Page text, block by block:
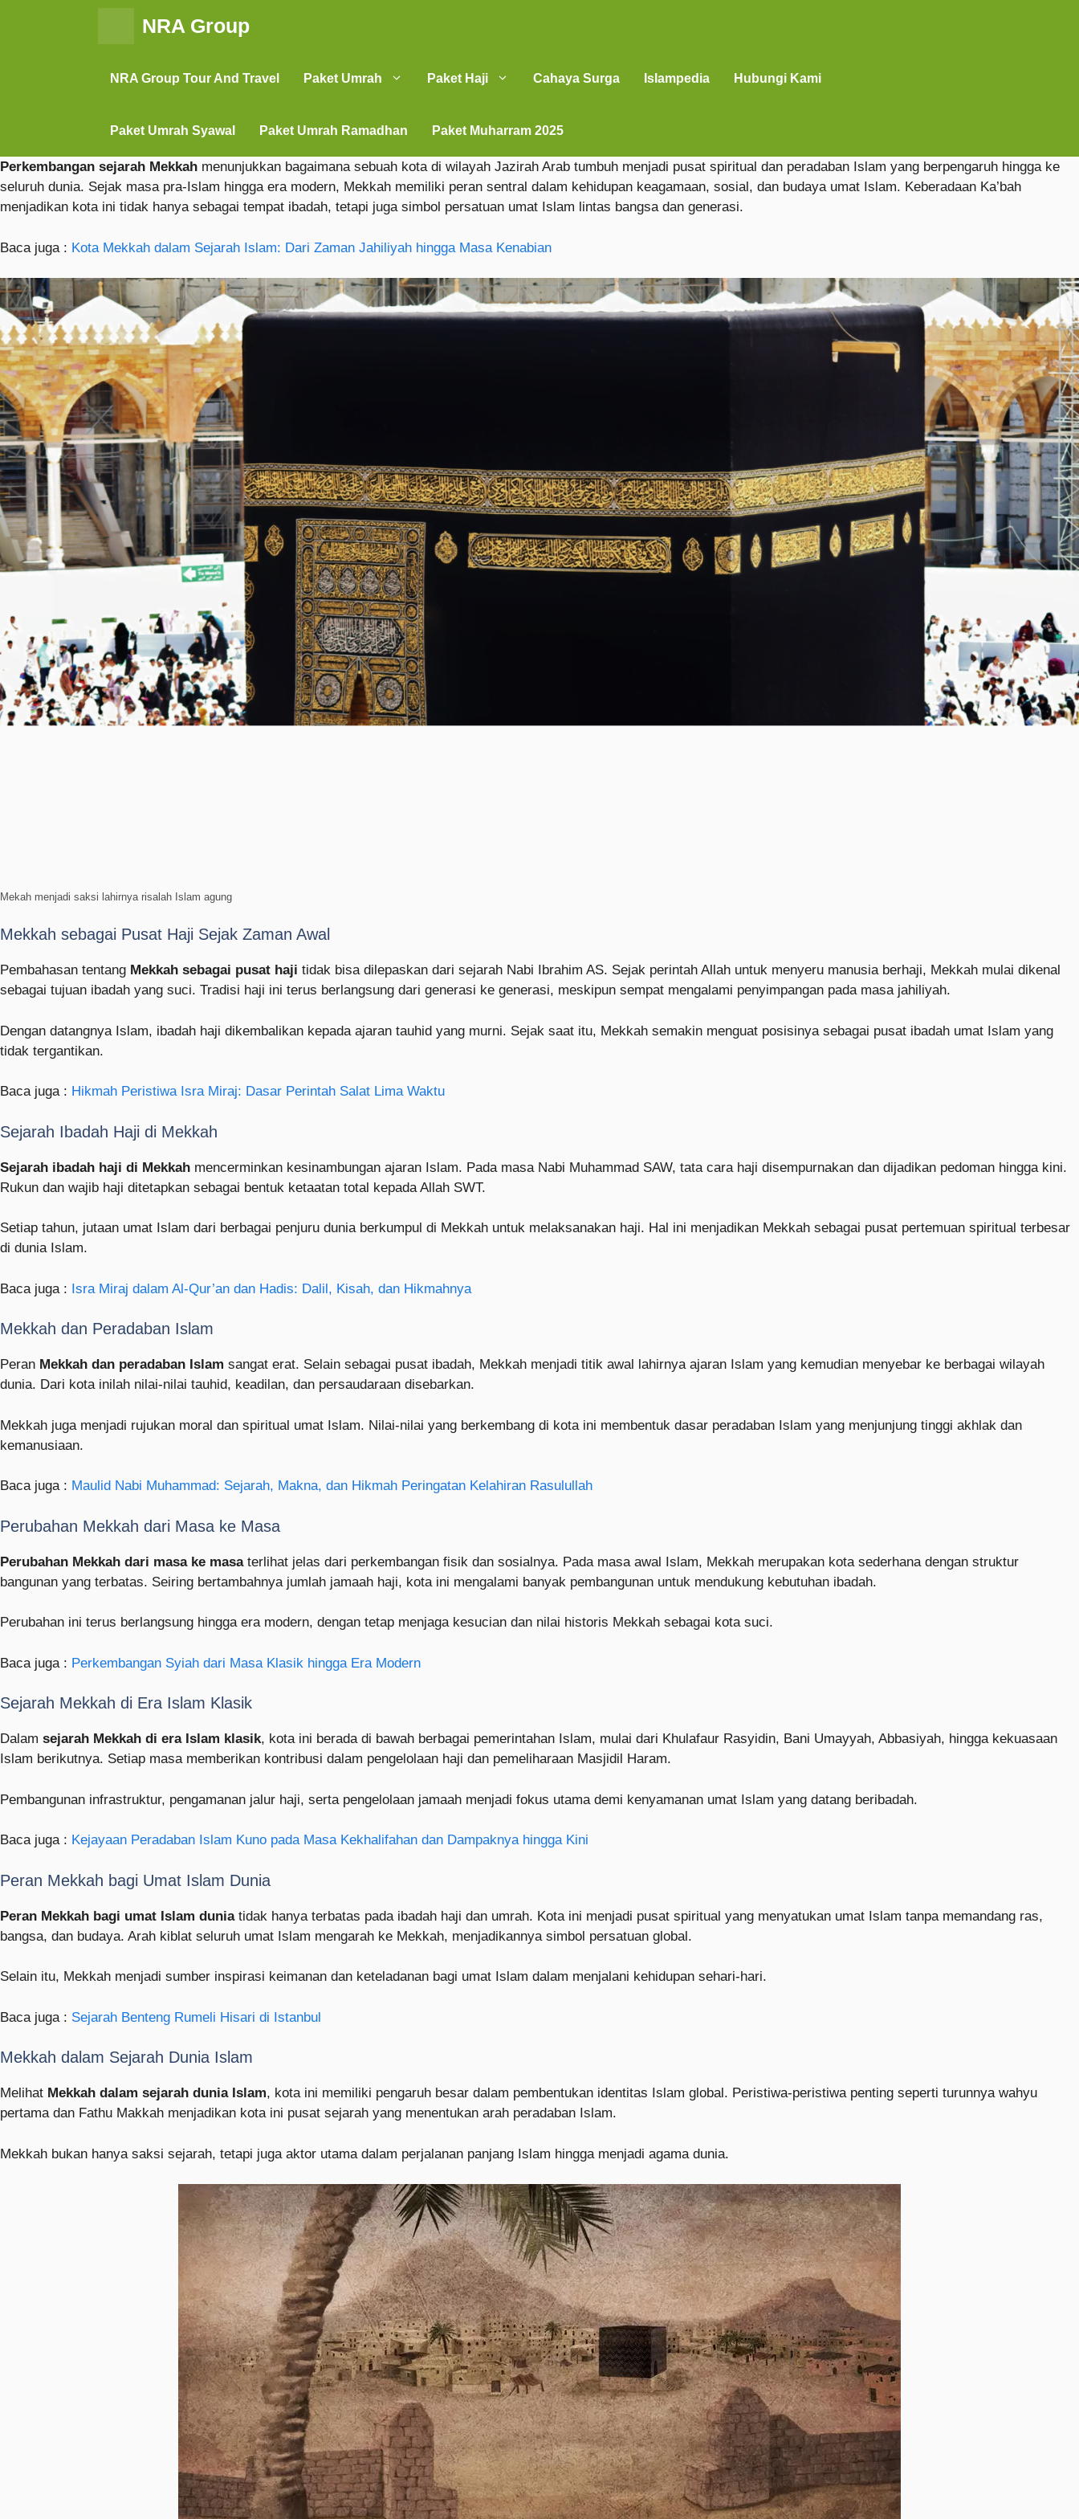
NRA Group
NRA Group Tour And Travel Paket Umrah Paket Haji Cahaya Surga Islampedia Hubungi Kami
Paket Umrah Syawal Paket Umrah Ramadhan Paket Muharram 2025
Perkembangan sejarah Mekkah menunjukkan bagaimana sebuah kota di wilayah Jazirah Arab tumbuh menjadi pusat spiritual dan peradaban Islam yang berpengaruh hingga ke
seluruh dunia. Sejak masa pra-Islam hingga era modern, Mekkah memiliki peran sentral dalam kehidupan keagamaan, sosial, dan budaya umat Islam. Keberadaan Ka’bah
menjadikan kota ini tidak hanya sebagai tempat ibadah, tetapi juga simbol persatuan umat Islam lintas bangsa dan generasi.
Baca juga : Kota Mekkah dalam Sejarah Islam: Dari Zaman Jahiliyah hingga Masa Kenabian
Mekah menjadi saksi lahirnya risalah Islam agung
Mekkah sebagai Pusat Haji Sejak Zaman Awal
Pembahasan tentang Mekkah sebagai pusat haji tidak bisa dilepaskan dari sejarah Nabi Ibrahim AS. Sejak perintah Allah untuk menyeru manusia berhaji, Mekkah mulai dikenal
sebagai tujuan ibadah yang suci. Tradisi haji ini terus berlangsung dari generasi ke generasi, meskipun sempat mengalami penyimpangan pada masa jahiliyah.
Dengan datangnya Islam, ibadah haji dikembalikan kepada ajaran tauhid yang murni. Sejak saat itu, Mekkah semakin menguat posisinya sebagai pusat ibadah umat Islam yang
tidak tergantikan.
Baca juga : Hikmah Peristiwa Isra Miraj: Dasar Perintah Salat Lima Waktu
Sejarah Ibadah Haji di Mekkah
Sejarah ibadah haji di Mekkah mencerminkan kesinambungan ajaran Islam. Pada masa Nabi Muhammad SAW, tata cara haji disempurnakan dan dijadikan pedoman hingga kini.
Rukun dan wajib haji ditetapkan sebagai bentuk ketaatan total kepada Allah SWT.
Setiap tahun, jutaan umat Islam dari berbagai penjuru dunia berkumpul di Mekkah untuk melaksanakan haji. Hal ini menjadikan Mekkah sebagai pusat pertemuan spiritual terbesar
di dunia Islam.
Baca juga : Isra Miraj dalam Al-Qur’an dan Hadis: Dalil, Kisah, dan Hikmahnya
Mekkah dan Peradaban Islam
Peran Mekkah dan peradaban Islam sangat erat. Selain sebagai pusat ibadah, Mekkah menjadi titik awal lahirnya ajaran Islam yang kemudian menyebar ke berbagai wilayah
dunia. Dari kota inilah nilai-nilai tauhid, keadilan, dan persaudaraan disebarkan.
Mekkah juga menjadi rujukan moral dan spiritual umat Islam. Nilai-nilai yang berkembang di kota ini membentuk dasar peradaban Islam yang menjunjung tinggi akhlak dan
kemanusiaan.
Baca juga : Maulid Nabi Muhammad: Sejarah, Makna, dan Hikmah Peringatan Kelahiran Rasulullah
Perubahan Mekkah dari Masa ke Masa
Perubahan Mekkah dari masa ke masaterlihat jelas dari perkembangan fisik dan sosialnya. Pada masa awal Islam, Mekkah merupakan kota sederhana dengan struktur
bangunan yang terbatas. Seiring bertambahnya jumlah jamaah haji, kota ini mengalami banyak pembangunan untuk mendukung kebutuhan ibadah.
Perubahan ini terus berlangsung hingga era modern, dengan tetap menjaga kesucian dan nilai historis Mekkah sebagai kota suci.
Baca juga : Perkembangan Syiah dari Masa Klasik hingga Era Modern
Sejarah Mekkah di Era Islam Klasik
Dalam sejarah Mekkah di era Islam klasik, kota ini berada di bawah berbagai pemerintahan Islam, mulai dari Khulafaur Rasyidin, Bani Umayyah, Abbasiyah, hingga kekuasaan
Islam berikutnya. Setiap masa memberikan kontribusi dalam pengelolaan haji dan pemeliharaan Masjidil Haram.
Pembangunan infrastruktur, pengamanan jalur haji, serta pengelolaan jamaah menjadi fokus utama demi kenyamanan umat Islam yang datang beribadah.
Baca juga : Kejayaan Peradaban Islam Kuno pada Masa Kekhalifahan dan Dampaknya hingga Kini
Peran Mekkah bagi Umat Islam Dunia
Peran Mekkah bagi umat Islam duniatidak hanya terbatas pada ibadah haji dan umrah. Kota ini menjadi pusat spiritual yang menyatukan umat Islam tanpa memandang ras,
bangsa, dan budaya. Arah kiblat seluruh umat Islam mengarah ke Mekkah, menjadikannya simbol persatuan global.
Selain itu, Mekkah menjadi sumber inspirasi keimanan dan keteladanan bagi umat Islam dalam menjalani kehidupan sehari-hari.
Baca juga : Sejarah Benteng Rumeli Hisari di Istanbul
Mekkah dalam Sejarah Dunia Islam
Melihat Mekkah dalam sejarah dunia Islam, kota ini memiliki pengaruh besar dalam pembentukan identitas Islam global. Peristiwa-peristiwa penting seperti turunnya wahyu
pertama dan Fathu Makkah menjadikan kota ini pusat sejarah yang menentukan arah peradaban Islam.
Mekkah bukan hanya saksi sejarah, tetapi juga aktor utama dalam perjalanan panjang Islam hingga menjadi agama dunia.